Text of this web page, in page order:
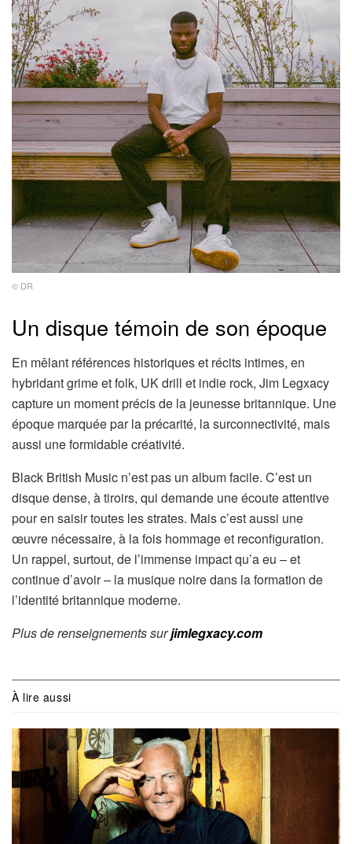
© DR
Un disque témoin de son époque
En mêlant références historiques et récits intimes, en
hybridant grime et folk, UK drill et indie rock, Jim Legxacy
capture un moment précis de la jeunesse britannique. Une
époque marquée par la précarité, la surconnectivité, mais
aussi une formidable créativité.
Black British Music n’est pas un album facile. C’est un
disque dense, à tiroirs, qui demande une écoute attentive
pour en saisir toutes les strates. Mais c’est aussi une
œuvre nécessaire, à la fois hommage et reconfiguration.
Un rappel, surtout, de l’immense impact qu’a eu – et
continue d’avoir – la musique noire dans la formation de
l’identité britannique moderne.
Plus de renseignements surjimlegxacy.com
À lire aussi